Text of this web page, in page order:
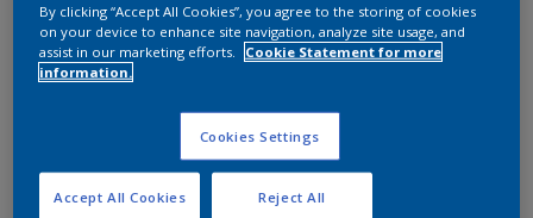
By clicking “Accept All Cookies”, you agree to the storing of cookies
on your device to enhance site navigation, analyze site usage, and
assist in our marketing efforts.
Cookie Statement for more
information.
Cookies Settings
Reject All
Accept All Cookies